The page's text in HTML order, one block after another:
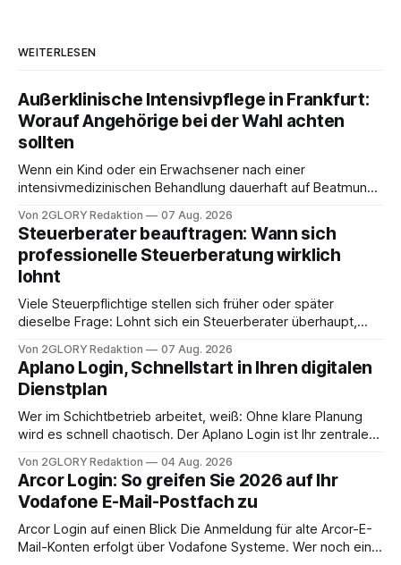
WEITERLESEN
Außerklinische Intensivpflege in Frankfurt:
Worauf Angehörige bei der Wahl achten
sollten
Wenn ein Kind oder ein Erwachsener nach einer
intensivmedizinischen Behandlung dauerhaft auf Beatmung
angewiesen ist, stellt sich für Familien eine schwierige
Frage: Muss die Versorgung dauerhaft in der Klinik bleiben –
oder ist ein Leben zu Hause möglich? Die außerklinische
Intensivpflege bietet genau diese Alternative: Sie
Von 2GLORY Redaktion 07 Aug. 2026
Steuerberater beauftragen: Wann sich
professionelle Steuerberatung wirklich
lohnt
Viele Steuerpflichtige stellen sich früher oder später
dieselbe Frage: Lohnt sich ein Steuerberater überhaupt,
erledigen? Die kurze Antwort: Bei einfachen
Einkommensverhältnissen reicht häufig eine Steuersoftware
aus – sobald jedoch mehrere Einkunftsarten
zusammentreffen oder größere finanzielle Veränderungen
anstehen, zahlt sich professionelle Unterstützung meist
Von 2GLORY Redaktion 07 Aug. 2026
Aplano Login, Schnellstart in Ihren digitalen
Dienstplan
Wer im Schichtbetrieb arbeitet, weiß: Ohne klare Planung
wird es schnell chaotisch. Der Aplano Login ist Ihr zentraler
abwesenheiten und die gesamte kommunikation rund um
Ihr personal digital zu organisieren. In diesem Leitfaden
erfahren Sie alles, was Sie für einen reibungslosen Einstieg
brauchen, von der Registrierung
Von 2GLORY Redaktion 04 Aug. 2026
Arcor Login: So greifen Sie 2026 auf Ihr
Vodafone E-Mail-Postfach zu
Arcor Login auf einen Blick Die Anmeldung für alte Arcor-E-
Mail-Konten erfolgt über Vodafone Systeme. Wer noch eine